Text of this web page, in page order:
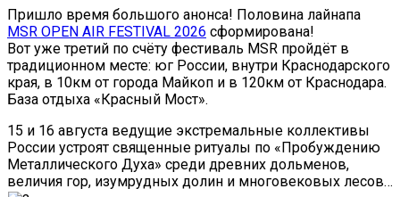
Пришло время большого анонса! Половина лайнапа
MSR OPEN AIR FESTIVAL 2026 сформирована!
Вот уже третий по счёту фестиваль MSR пройдёт в
традиционном месте: юг России, внутри Краснодарского
края, в 10км от города Майкоп и в 120км от Краснодара.
База отдыха «Красный Мост».
15 и 16 августа ведущие экстремальные коллективы
России устроят священные ритуалы по «Пробуждению
Металлического Духа» среди древних дольменов,
величия гор, изумрудных долин и многовековых лесов…